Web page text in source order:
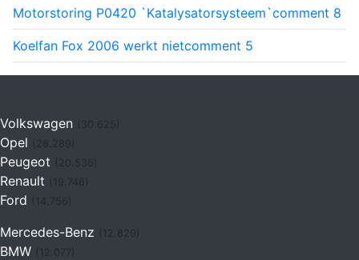
Motorstoring P0420 `Katalysatorsysteem`comment 8
Koelfan Fox 2006 werkt nietcomment 5
Volkswagen (30.625)
Opel
Peugeot (20.536)
Renault (19.746)
Ford (14.756)
Mercedes-Benz
BMW